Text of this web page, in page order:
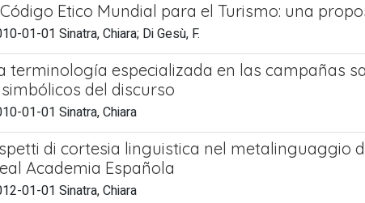
Etico Mundial para el Turismo: una
01-01 Sinatra, Chiara; Di Gesù, F.
terminología especializada en las campañas
del discurso
01-01 Sinatra, Chiara
di cortesia linguistica nel metalinguaggio
Academia Española
01-01 Sinatra, Chiara